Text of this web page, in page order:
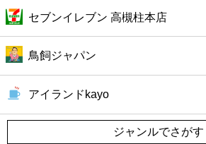
レジャー
書店
ファミレス
セブンイレブン 高槻柱本店
鳥飼ジャパン
アイランドkayo
ジャンルでさがす